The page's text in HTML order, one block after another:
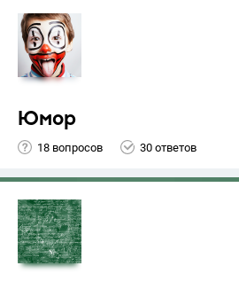
Юмор
18 вопросов 30 ответов